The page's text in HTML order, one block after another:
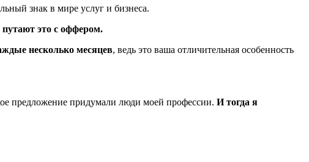
знак в мире услуг и бизнеса.
это с оффером.
несколько месяцев, ведь это ваша отличительная особенность
предложение придумали люди моей профессии. И тогда я